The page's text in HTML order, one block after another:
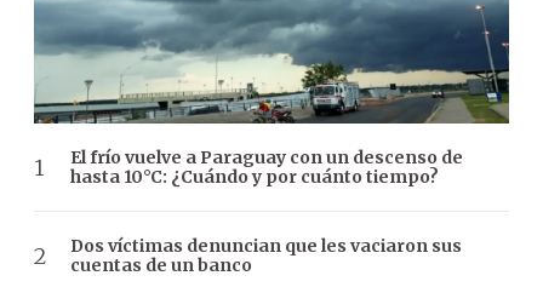
El frío vuelve a Paraguay con un descenso de
hasta 10°C: ¿Cuándo y por cuánto tiempo?
Dos víctimas denuncian que les vaciaron sus
cuentas de un banco